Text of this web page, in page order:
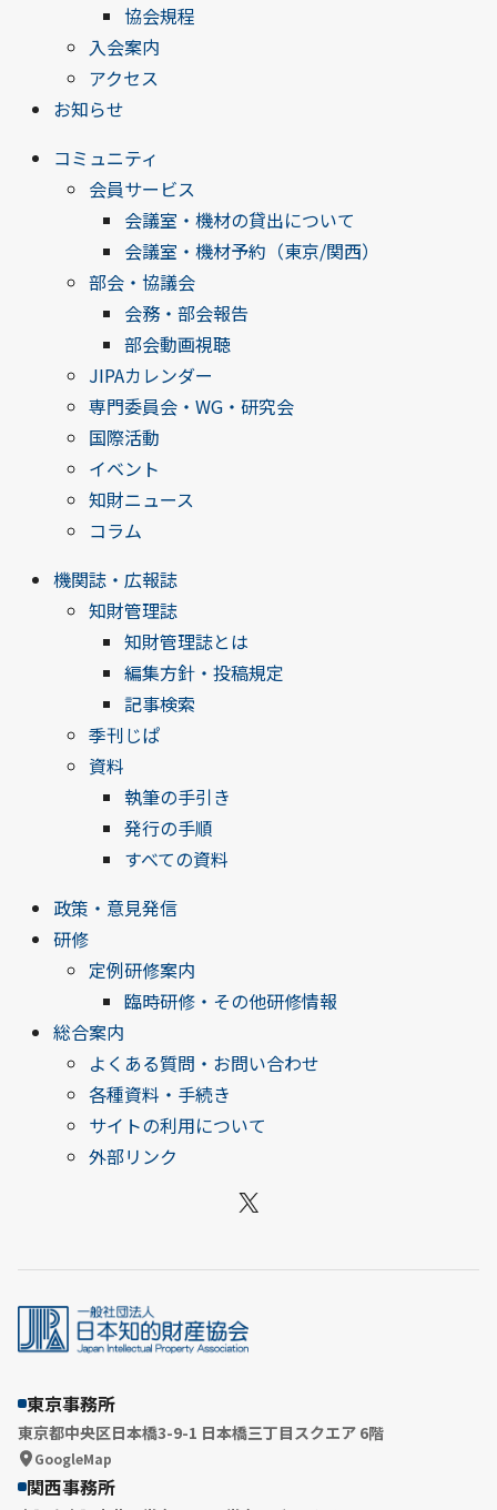
協会規程
入会案内
アクセス
お知らせ
コミュニティ
会員サービス
会議室・機材の貸出について
会議室・機材予約（東京/関西）
部会・協議会
会務・部会報告
部会動画視聴
JIPAカレンダー
専門委員会・WG・研究会
国際活動
イベント
知財ニュース
コラム
機関誌・広報誌
知財管理誌
知財管理誌とは
編集方針・投稿規定
記事検索
季刊じぱ
資料
執筆の手引き
発行の手順
すべての資料
政策・意見発信
研修
定例研修案内
臨時研修・その他研修情報
総合案内
よくある質問・お問い合わせ
各種資料・手続き
サイトの利用について
外部リンク
X
東京事務所
東京都中央区日本橋3-9-1 日本橋三丁目スクエア 6階
GoogleMap
関西事務所